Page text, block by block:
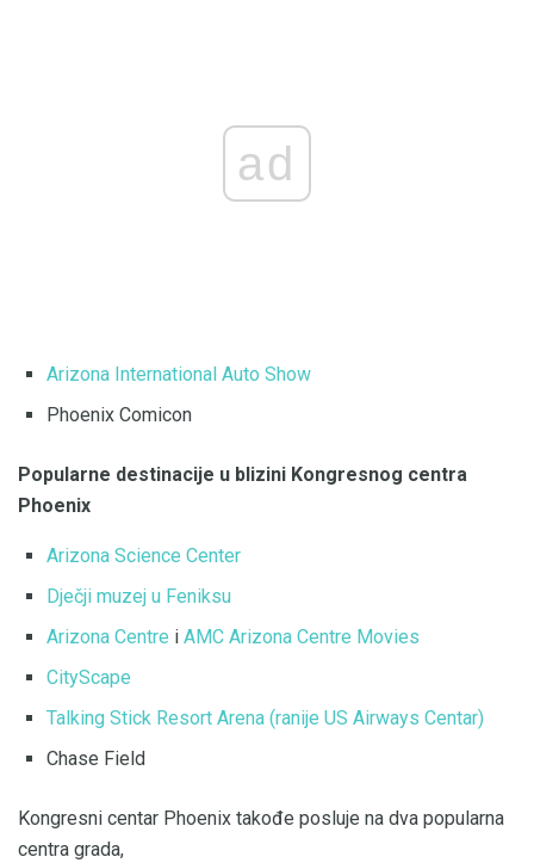
ad
Arizona International Auto Show
Phoenix Comicon
Popularne destinacije u blizini Kongresnog centra
Phoenix
Arizona Science Center
Dječji muzej u Feniksu
Arizona Centre i AMC Arizona Centre Movies
CityScape
Talking Stick Resort Arena (ranije US Airways Centar)
Chase Field
Kongresni centar Phoenix takođe posluje na dva popularna
centra grada,